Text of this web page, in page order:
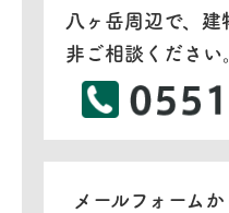
八ヶ岳周辺で、
非ご相談ください
メールフォーム